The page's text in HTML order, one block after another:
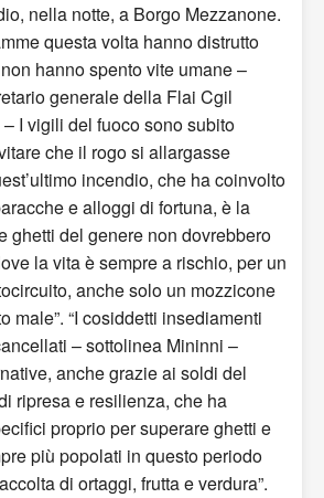
nella notte, a Borgo Mezzanone.
questa volta hanno distrutto
hanno spento vite umane –
generale della Flai Cgil
I vigili del fuoco sono subito
che il rogo si allargasse
incendio, che ha coinvolto
e alloggi di fortuna, è la
ghetti del genere non dovrebbero
la vita è sempre a rischio, per un
anche solo un mozzicone
male”. “I cosiddetti insediamenti
– sottolinea Mininni –
anche grazie ai soldi del
ripresa e resilienza, che ha
proprio per superare ghetti e
più popolati in questo periodo
di ortaggi, frutta e verdura”.